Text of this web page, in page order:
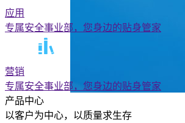
应用
专属安全事业部，您身边的贴身管家
营销
专属安全事业部，您身边的贴身管家
产品中心
以客户为中心，以质量求生存